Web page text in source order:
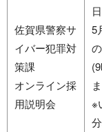
佐賀県警察サ
イバー犯罪対
策課
オンライン採
用説明会
5
※